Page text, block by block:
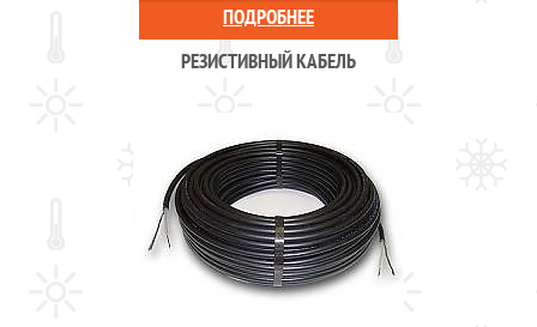
ПОДРОБНЕЕ
РЕЗИСТИВНЫЙ КАБЕЛЬ